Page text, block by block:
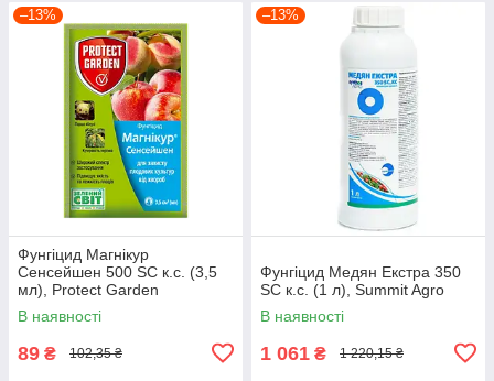
–13%
Фунгіцид Магнікур
Сенсейшен 500 SC к.с. (3,5
мл), Protect Garden
В наявності
89 ₴ 102,35 ₴
–13%
Фунгіцид Медян Екстра 350
SC к.с. (1 л), Summit Agro
В наявності
1 061 ₴ 1 220,15 ₴